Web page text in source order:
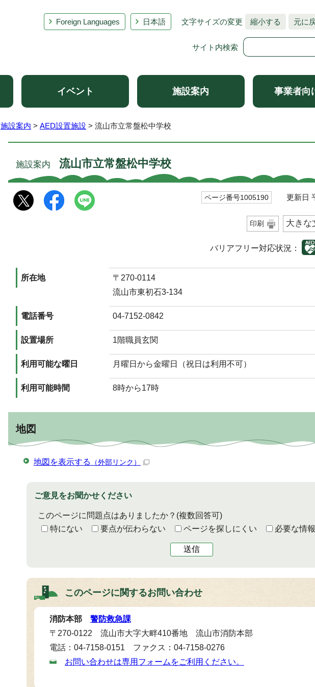
Foreign Languages 日本語 文字サイズの変更 縮小する 元に
サイト内検索
イベント 施設案内 事業者向
施設案内 > AED設置施設 > 流山市立常盤松中学校
施設案内 流山市立常盤松中学校
ページ番号1005190 更新日
印刷 大きな
バリアフリー対応状況：
所在地
〒270-0114
流山市東初石3-134
電話番号 04-7152-0842
設置場所 1階職員玄関
利用可能な曜日 月曜日から金曜日（祝日は利用不可）
利用可能時間 8時から17時
地図
地図を表示する （外部リンク）
ご意見をお聞かせください
このページに問題点はありましたか？ (複数回答可)
特にない
要点が伝わらない ページを探しにくい 必要な情
送信
このページに関するお問い合わせ
消防本部 警防救急課
〒270-0122 流山市大字大畔410番地 流山市消防本部
電話：04-7158-0151 ファクス：04-7158-0276
お問い合わせは専用フォームをご利用ください。